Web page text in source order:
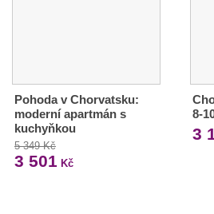
Pohoda v Chorvatsku:
moderní apartmán s
kuchyňkou
5 349 Kč
3 501 Kč
8-
3